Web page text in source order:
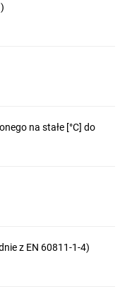
na stałe [°C] do
z EN 60811-1-4)